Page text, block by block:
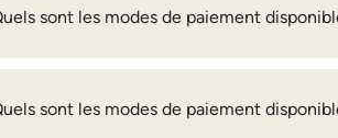
sont les modes de paiement
sont les modes de paiement